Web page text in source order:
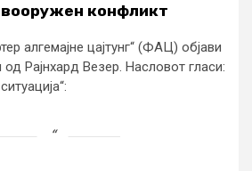
конфликт
алгемајне цајтунг“ (ФАЦ) објави
Рајнхард Везер. Насловот гласи: